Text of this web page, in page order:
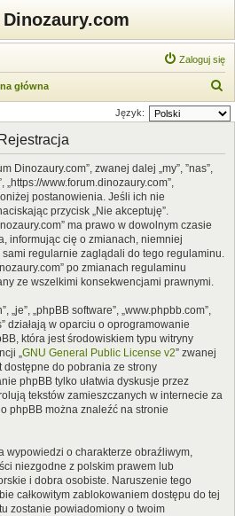
Zaloguj się
główna
z
Język:
Dinozaury.com”, zwanej dalej „my”, ”nas”,
„https://www.forum.dinozaury.com”,
postanowienia. Jeśli ich nie
przycisk „Nie akceptuję”.
ma prawo w dowolnym czasie
informując cię o zmianach, niemniej
regularnie zaglądali do tego regulaminu.
po zmianach regulaminu
ze wszelkimi konsekwencjami prawnymi.
„je”, „phpBB software”, „www.phpbb.com”,
działają w oparciu o oprogramowanie
która jest środowiskiem typu witryny
„GNU General Public License v2” zwanej
dostępne do pobrania ze strony
phpBB tylko ułatwia dyskusje przez
tekstów zamieszczanych w internecie za
phpBB można znaleźć na stronie
wypowiedzi o charakterze obraźliwym,
niezgodne z polskim prawem lub
i dobra osobiste. Naruszenie tego
całkowitym zablokowaniem dostępu do tej
zostanie powiadomiony o twoim